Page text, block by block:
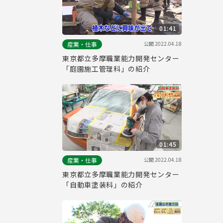
01:41
産業・仕事
公開2022.04.18
東京都立多摩職業能力開発センター
「庭園施工管理科」の紹介
01:45
産業・仕事
公開2022.04.18
東京都立多摩職業能力開発センター
「自動車塗装科」の紹介